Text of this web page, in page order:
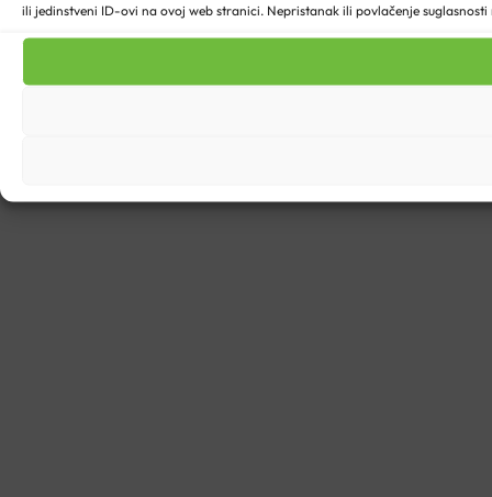
ili jedinstveni ID-ovi na ovoj web stranici. Nepristanak ili povlačenje